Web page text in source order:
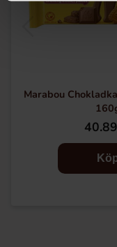
Marabou